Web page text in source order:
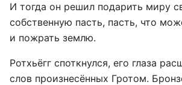
И тогда он решил подарить миру
собственную пасть, пасть, что
и пожрать землю.
Ротхьёгг споткнулся, его глаза
слов произнесённых Гротом.